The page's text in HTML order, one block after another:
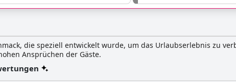
die speziell entwickelt wurde, um das Urlaubserlebnis zu
Ansprüchen der Gäste.